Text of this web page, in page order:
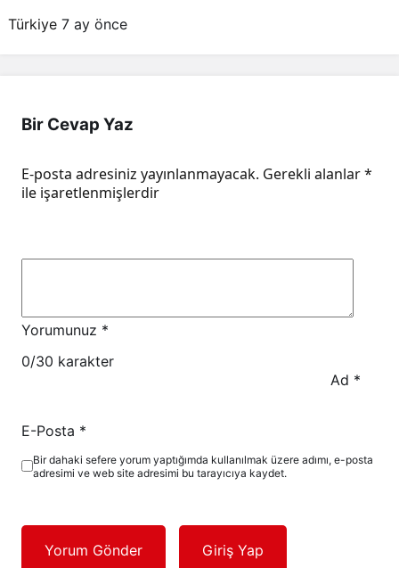
Türkiye 7 ay önce
Bir Cevap Yaz
E-posta adresiniz yayınlanmayacak. Gerekli alanlar*
ile işaretlenmişlerdir
Yorumunuz *
0/30 karakter
Ad *
E-Posta *
Bir dahaki sefere yorum yaptığımda kullanılmak üzere adımı, e-posta
adresimi ve web site adresimi bu tarayıcıya kaydet.
Yorum Gönder Giriş Yap